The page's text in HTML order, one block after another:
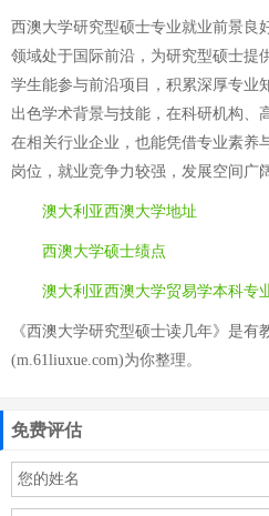
西澳大学研究型硕士专业就业前景良
领域处于国际前沿，为研究型硕士提
学生能参与前沿项目，积累深厚专业
出色学术背景与技能，在科研机构、
在相关行业企业，也能凭借专业素养
岗位，就业竞争力较强，发展空间广
澳大利亚西澳大学地址
西澳大学硕士绩点
澳大利亚西澳大学贸易学本科专
《西澳大学研究型硕士读几年》是有
(m.61liuxue.com)为你整理。
免费评估